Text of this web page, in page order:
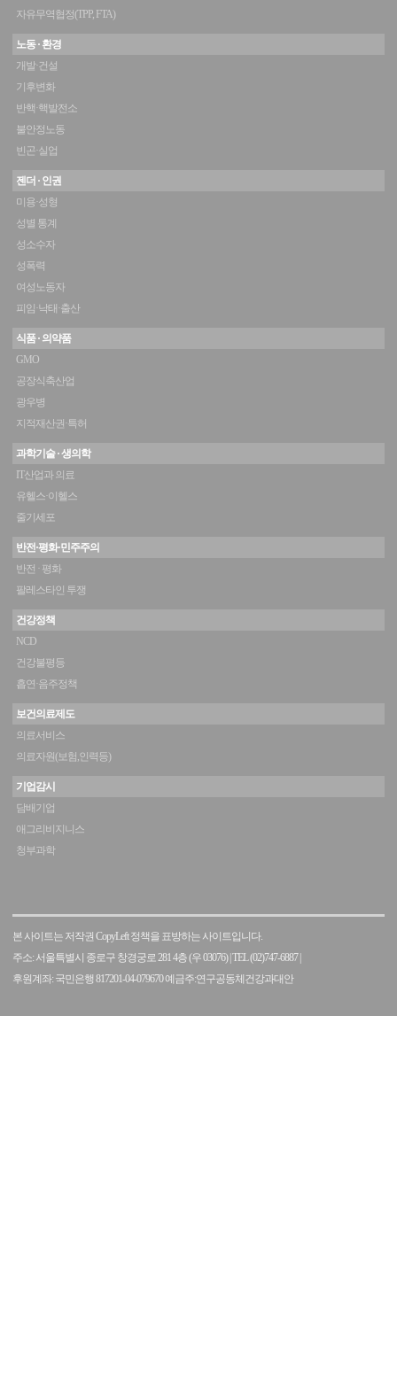
자유무역협정(TPP, FTA)
노동 · 환경
개발·건설
기후변화
반핵·핵발전소
불안정노동
빈곤·실업
젠더 · 인권
미용·성형
성별 통계
성소수자
성폭력
여성노동자
피임·낙태·출산
식품 · 의약품
GMO
공장식축산업
광우병
지적재산권·특허
과학기술 · 생의학
IT산업과 의료
유헬스·이헬스
줄기세포
반전·평화·민주주의
반전 · 평화
팔레스타인 투쟁
건강정책
NCD
건강불평등
흡연·음주정책
보건의료제도
의료서비스
의료자원(보험,인력등)
기업감시
담배기업
애그리비지니스
청부과학
본 사이트는 저작권 CopyLeft 정책을 표방하는 사이트입니다.
주소: 서울특별시 종로구 창경궁로 281 4층 (우 03076)| TEL (02)747-6887|
후원계좌: 국민은행 817201-04-079670 예금주:연구공동체건강과대안